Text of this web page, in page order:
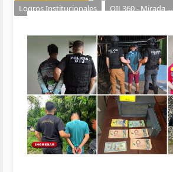
Logros Institucionales
OIJ 360 - Mirada ...